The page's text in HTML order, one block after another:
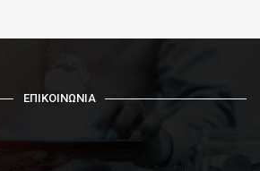
ΕΠΙΚΟΙΝΩΝΙΑ